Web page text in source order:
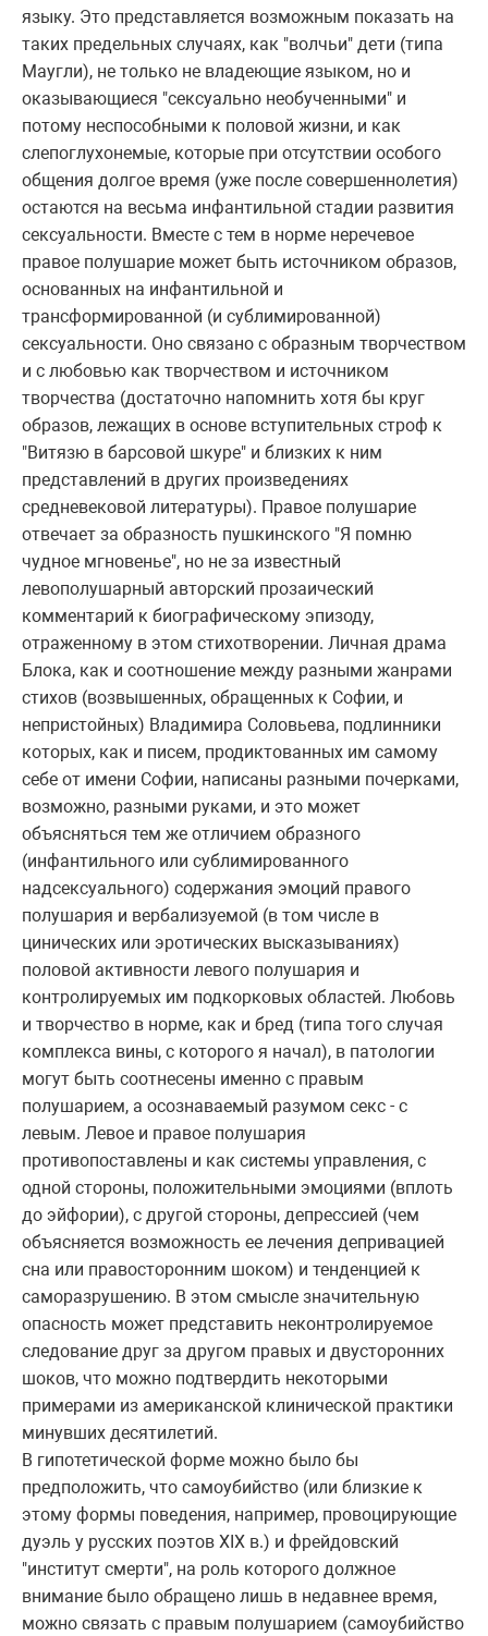
языку. Это представляется возможным показать на
таких предельных случаях, как "волчьи" дети (типа
Маугли), не только не владеющие языком, но и
оказывающиеся "сексуально необученными" и
потому неспособными к половой жизни, и как
слепоглухонемые, которые при отсутствии особого
общения долгое время (уже после совершеннолетия)
остаются на весьма инфантильной стадии развития
сексуальности. Вместе с тем в норме неречевое
правое полушарие может быть источником образов,
основанных на инфантильной и
трансформированной (и сублимированной)
сексуальности. Оно связано с образным творчеством
и с любовью как творчеством и источником
творчества (достаточно напомнить хотя бы круг
образов, лежащих в основе вступительных строф к
"Витязю в барсовой шкуре" и близких к ним
представлений в других произведениях
средневековой литературы). Правое полушарие
отвечает за образность пушкинского "Я помню
чудное мгновенье", но не за известный
левополушарный авторский прозаический
комментарий к биографическому эпизоду,
отраженному в этом стихотворении. Личная драма
Блока, как и соотношение между разными жанрами
стихов (возвышенных, обращенных к Софии, и
непристойных) Владимира Соловьева, подлинники
которых, как и писем, продиктованных им самому
себе от имени Софии, написаны разными почерками,
возможно, разными руками, и это может
объясняться тем же отличием образного
(инфантильного или сублимированного
надсексуального) содержания эмоций правого
полушария и вербализуемой (в том числе в
цинических или эротических высказываниях)
половой активности левого полушария и
контролируемых им подкорковых областей. Любовь
и творчество в норме, как и бред (типа того случая
комплекса вины, с которого я начал), в патологии
могут быть соотнесены именно с правым
полушарием, а осознаваемый разумом секс - с
левым. Левое и правое полушария
противопоставлены и как системы управления, с
одной стороны, положительными эмоциями (вплоть
до эйфории), с другой стороны, депрессией (чем
объясняется возможность ее лечения депривацией
сна или правосторонним шоком) и тенденцией к
саморазрушению. В этом смысле значительную
опасность может представить неконтролируемое
следование друг за другом правых и двусторонних
шоков, что можно подтвердить некоторыми
примерами из американской клинической практики
минувших десятилетий.
В гипотетической форме можно было бы
предположить, что самоубийство (или близкие к
этому формы поведения, например, провоцирующие
дуэль у русских поэтов XIX в.) и фрейдовский
"институт смерти", на роль которого должное
внимание было обращено лишь в недавнее время,
можно связать с правым полушарием (самоубийство